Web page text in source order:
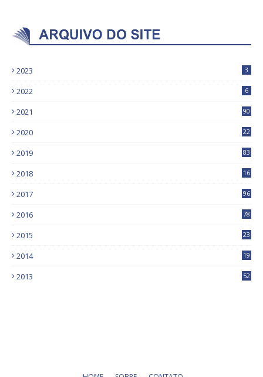
2023 3
2022 6
2021 90
2020
22
2019
83
2018
16
2017
96
2016
78
2015 23
2014 19
2013 52